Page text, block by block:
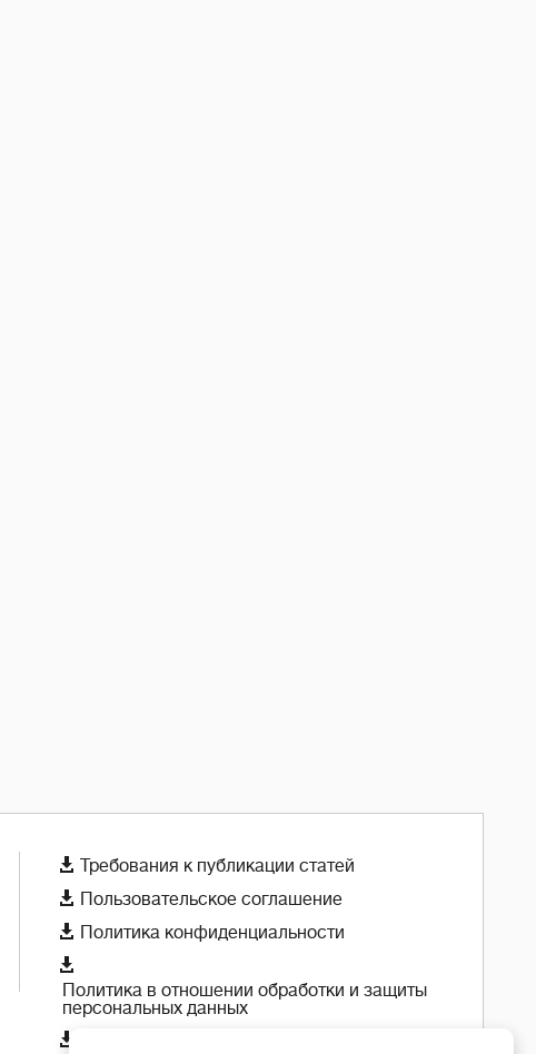
 Требования к публикации статей
 Пользовательское соглашение
 Политика конфиденциальности

Политика в отношении обработки и защиты
персональных данных
